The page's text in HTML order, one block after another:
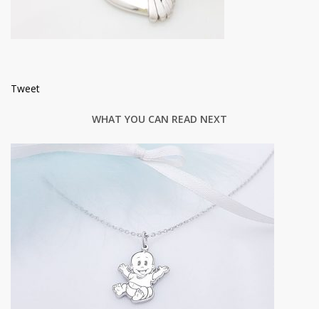
Tweet
WHAT YOU CAN READ NEXT